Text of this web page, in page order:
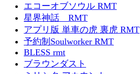
エコーオブソウル RMT
星界神話 RMT
アプリ版 単車の虎 裏虎 RMT
予約制Soulworker RMT
BLESS rmt
ブラウンダスト